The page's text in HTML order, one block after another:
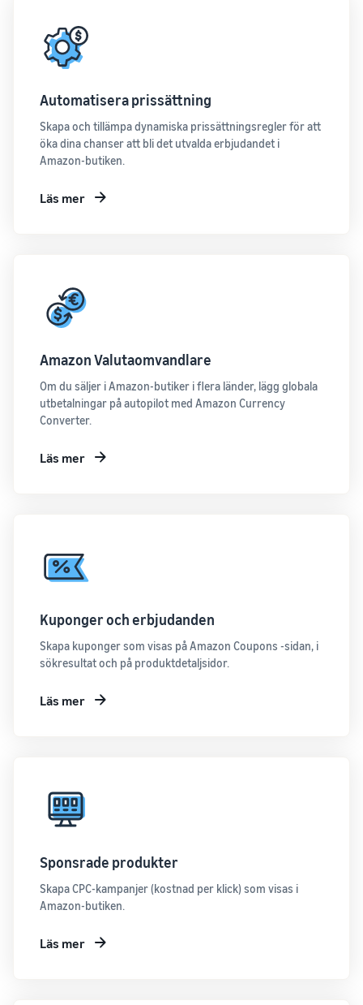
Automatisera prissättning
Skapa och tillämpa dynamiska prissättningsregler för att
öka dina chanser att bli det utvalda erbjudandet i
Amazon-butiken.
Läs mer
Amazon Valutaomvandlare
Om du säljer i Amazon-butiker i flera länder, lägg globala
utbetalningar på autopilot med Amazon Currency
Converter.
Läs mer
Kuponger och erbjudanden
Skapa kuponger som visas på Amazon Coupons -sidan, i
sökresultat och på produktdetaljsidor.
Läs mer
Sponsrade produkter
Skapa CPC-kampanjer (kostnad per klick) som visas i
Amazon-butiken.
Läs mer